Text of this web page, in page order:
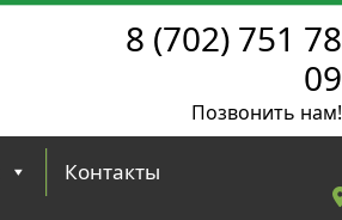
8 (702) 751 78
09
Позвонить нам!
Контакты